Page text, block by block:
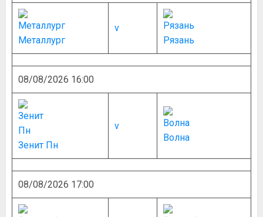
Металлург
v
Рязань
08/08/2026 16:00
Зенит Пн
v
Волна
08/08/2026 17:00